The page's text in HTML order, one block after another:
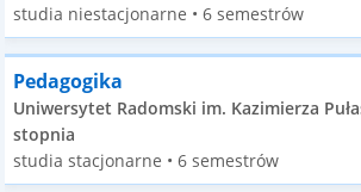
studia niestacjonarne • 6 semestrów
Pedagogika
Uniwersytet Radomski im. Kazimierza
stopnia
studia stacjonarne • 6 semestrów